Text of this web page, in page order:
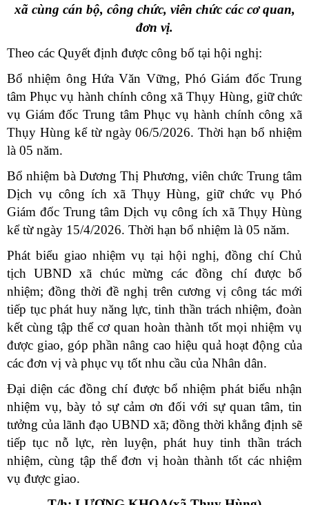
xã cùng cán bộ, công chức, viên chức các cơ quan,
đơn vị.
Theo các Quyết định được công bố tại hội nghị:
Bổ nhiệm ông Hứa Văn Vững, Phó Giám đốc Trung
tâm Phục vụ hành chính công xã Thụy Hùng, giữ chức
vụ Giám đốc Trung tâm Phục vụ hành chính công xã
Thụy Hùng kể từ ngày 06/5/2026. Thời hạn bổ nhiệm
là 05 năm.
Bổ nhiệm bà Dương Thị Phương, viên chức Trung tâm
Dịch vụ công ích xã Thụy Hùng, giữ chức vụ Phó
Giám đốc Trung tâm Dịch vụ công ích xã Thụy Hùng
kể từ ngày 15/4/2026. Thời hạn bổ nhiệm là 05 năm.
Phát biểu giao nhiệm vụ tại hội nghị, đồng chí Chủ
tịch UBND xã chúc mừng các đồng chí được bổ
nhiệm; đồng thời đề nghị trên cương vị công tác mới
tiếp tục phát huy năng lực, tinh thần trách nhiệm, đoàn
kết cùng tập thể cơ quan hoàn thành tốt mọi nhiệm vụ
được giao, góp phần nâng cao hiệu quả hoạt động của
các đơn vị và phục vụ tốt nhu cầu của Nhân dân.
Đại diện các đồng chí được bổ nhiệm phát biểu nhận
nhiệm vụ, bày tỏ sự cảm ơn đối với sự quan tâm, tin
tưởng của lãnh đạo UBND xã; đồng thời khẳng định sẽ
tiếp tục nỗ lực, rèn luyện, phát huy tinh thần trách
nhiệm, cùng tập thể đơn vị hoàn thành tốt các nhiệm
vụ được giao.